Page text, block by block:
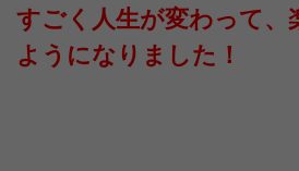
すごく人生が変わって、
ようになりました！